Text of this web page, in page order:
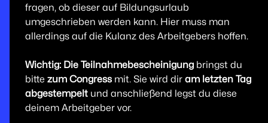
fragen, ob dieser auf Bildungsurlaub
umgeschrieben werden kann. Hier muss man
allerdings auf die Kulanz des Arbeitgebers hoffen.
Wichtig: Die Teilnahmebescheinigungbringst du
bitte zum Congressmit. Sie wird dir am letzten Tag
abgestempeltund anschließend legst du diese
deinem Arbeitgeber vor.